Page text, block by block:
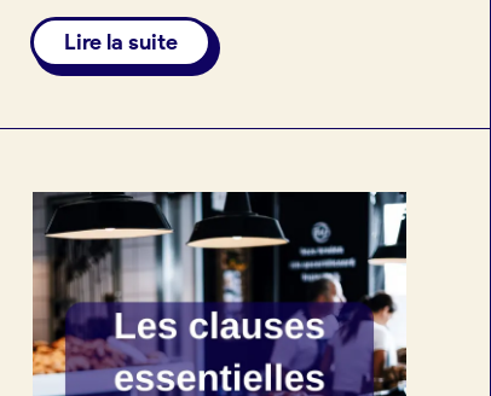
véritable risque pour l’artisanat
boulanger.
Lire la suite